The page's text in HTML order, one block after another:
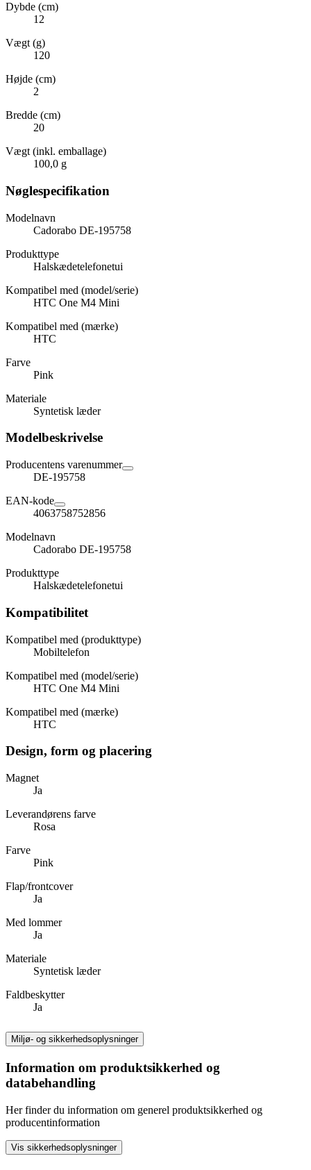
Dybde (cm)
12
Vægt (g)
120
Højde (cm)
2
Bredde (cm)
20
Vægt (inkl. emballage)
100,0 g
Nøglespecifikation
Modelnavn
Cadorabo DE-195758
Produkttype
Halskædetelefonetui
Kompatibel med (model/serie)
HTC One M4 Mini
Kompatibel med (mærke)
HTC
Farve
Pink
Materiale
Syntetisk læder
Modelbeskrivelse
Producentens varenummer
DE-195758
EAN-kode
4063758752856
Modelnavn
Cadorabo DE-195758
Produkttype
Halskædetelefonetui
Kompatibilitet
Kompatibel med (produkttype)
Mobiltelefon
Kompatibel med (model/serie)
HTC One M4 Mini
Kompatibel med (mærke)
HTC
Design, form og placering
Magnet
Ja
Leverandørens farve
Rosa
Farve
Pink
Flap/frontcover
Ja
Med lommer
Ja
Materiale
Syntetisk læder
Faldbeskytter
Ja
Miljø- og sikkerhedsoplysninger
Information om produktsikkerhed og
databehandling
Her finder du information om generel produktsikkerhed og
producentinformation
Vis sikkerhedsoplysninger